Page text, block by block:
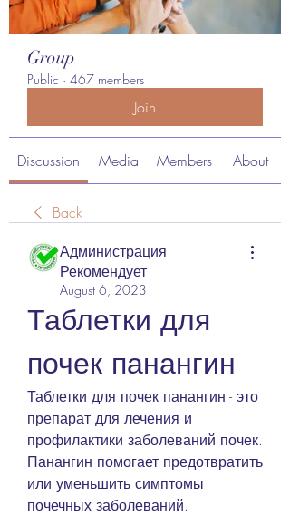
Group
Public · 467 members
Join
Discussion Media Members About
Back
Администрация
Рекомендует
August 6, 2023
Таблетки для
почек панангин
Таблетки для почек панангин - это
препарат для лечения и
профилактики заболеваний почек.
Панангин помогает предотвратить
или уменьшить симптомы
почечных заболеваний.